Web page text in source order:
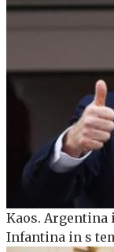
Kaos.
Infantina in s